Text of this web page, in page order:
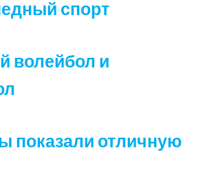
спорт
волейбол и
показали отличную